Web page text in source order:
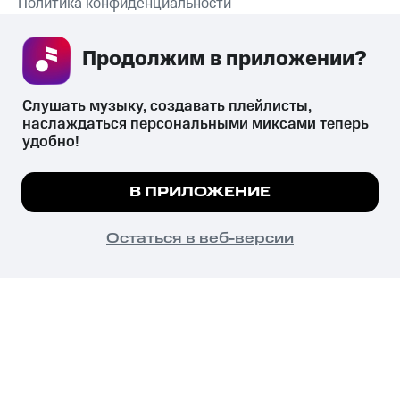
СКАЧАТЬ ПРИЛОЖЕНИЕ
психотропных веществ, их аналогов причиняет вред здоровью,
их незаконный оборот запрещён и влечёт установленную
законодательством ответственность.
© 2026 ООО «КИОН».
Все права защищены
Мы используем куки, чтобы на сайте все
Подробнее
ПОНЯТНО
Слушать музыку, создавать плейлисты,
наслаждаться персональными миксами теперь
удобно!
В ПРИЛОЖЕНИЕ
Остаться в веб-версии